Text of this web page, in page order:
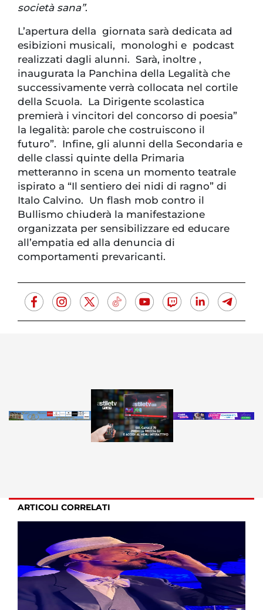
società sana”.
L’apertura della giornata sarà dedicata ad
esibizioni musicali, monologhi e podcast
realizzati dagli alunni. Sarà, inoltre ,
inaugurata la Panchina della Legalità che
successivamente verrà collocata nel cortile
della Scuola. La Dirigente scolastica
premierà i vincitori del concorso di poesia”
la legalità: parole che costruiscono il
futuro”. Infine, gli alunni della Secondaria e
delle classi quinte della Primaria
metteranno in scena un momento teatrale
ispirato a “Il sentiero dei nidi di ragno” di
Italo Calvino. Un flash mob contro il
Bullismo chiuderà la manifestazione
organizzata per sensibilizzare ed educare
all’empatia ed alla denuncia di
comportamenti prevaricanti.
ARTICOLI CORRELATI